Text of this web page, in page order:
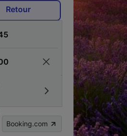
Retour
Booking.com